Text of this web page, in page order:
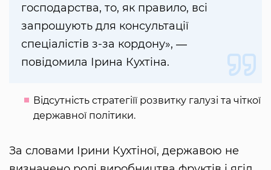
господарства, то, як правило, всі
запрошують для консультації
спеціалістів з-за кордону», ―
повідомила Ірина Кухтіна.
Відсутність стратегіїї розвитку галузі та чіткої
державної політики.
За словами Ірини Кухтіної, державою не